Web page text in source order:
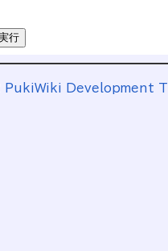
PukiWiki Development